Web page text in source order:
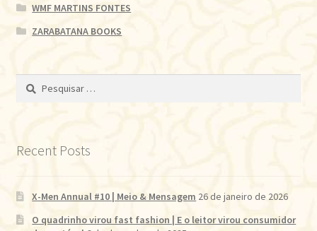
WMF MARTINS FONTES
ZARABATANA BOOKS
Pesquisar
Recent Posts
X-Men Annual #10 | Meio & Mensagem 26 de janeiro de 2026
O quadrinho virou fast fashion | E o leitor virou consumidor